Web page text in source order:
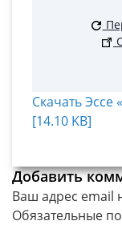
Скачать Эссе
[14.10 KB]
Добавить
Ваш адрес email
Обязательные